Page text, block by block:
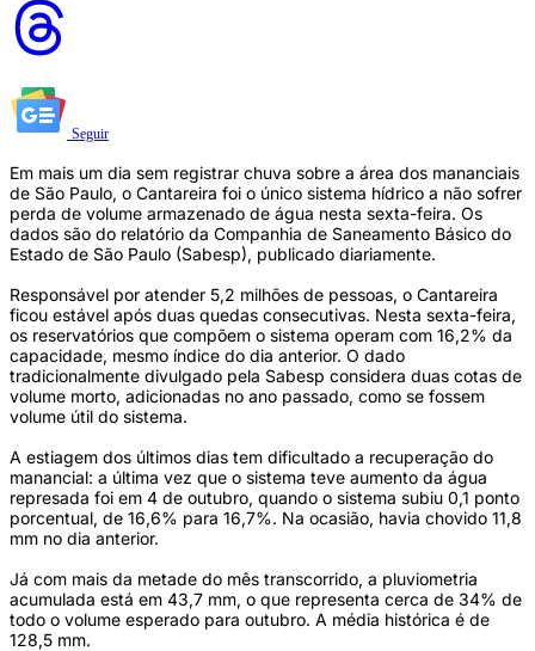
Seguir
Em mais um dia sem registrar chuva sobre a área dos mananciais
de São Paulo, o Cantareira foi o único sistema hídrico a não sofrer
perda de volume armazenado de água nesta sexta-feira. Os
dados são do relatório da Companhia de Saneamento Básico do
Estado de São Paulo (Sabesp), publicado diariamente.
Responsável por atender 5,2 milhões de pessoas, o Cantareira
ficou estável após duas quedas consecutivas. Nesta sexta-feira,
os reservatórios que compõem o sistema operam com 16,2% da
capacidade, mesmo índice do dia anterior. O dado
tradicionalmente divulgado pela Sabesp considera duas cotas de
volume morto, adicionadas no ano passado, como se fossem
volume útil do sistema.
A estiagem dos últimos dias tem dificultado a recuperação do
manancial: a última vez que o sistema teve aumento da água
represada foi em 4 de outubro, quando o sistema subiu 0,1 ponto
porcentual, de 16,6% para 16,7%. Na ocasião, havia chovido 11,8
mm no dia anterior.
Já com mais da metade do mês transcorrido, a pluviometria
acumulada está em 43,7 mm, o que representa cerca de 34% de
todo o volume esperado para outubro. A média histórica é de
128,5 mm.